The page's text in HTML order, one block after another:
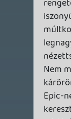
FIRE EMBLEM:
COUNTRY DLC – EZ
Továbbá: Crimson
Survival, Endless
GAME PASS:
A Beast of
inkább a Premium
a következő néhány